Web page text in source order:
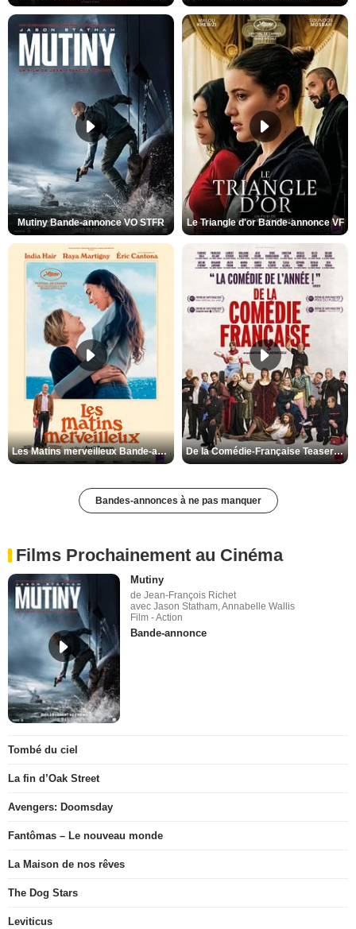
Mutiny Bande-annonce VO STFR Le Triangle d'or Bande-annonce VF
Les Matins merveilleux Bande-annonce VF De la Comédie-Française Teaser VF
Bandes-annonces à ne pas manquer
Films Prochainement au Cinéma
Mutiny
de Jean-François Richet
avec Jason Statham, Annabelle Wallis
Film - Action
Bande-annonce
Tombé du ciel
La fin d’Oak Street
Avengers: Doomsday
Fantômas – Le nouveau monde
La Maison de nos rêves
The Dog Stars
Leviticus